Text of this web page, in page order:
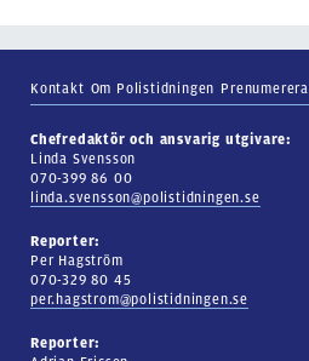
Kontakt Om Polistidningen Prenumerera
Chefredaktör och ansvarig utgivare:
Linda Svensson
070-399 86 00
linda.svensson@polistidningen.se
Reporter:
Per Hagström
070-329 80 45
per.hagstrom@polistidningen.se
Reporter: